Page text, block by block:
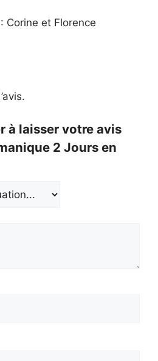
Corine et Florence
à laisser votre avis
2 Jours en